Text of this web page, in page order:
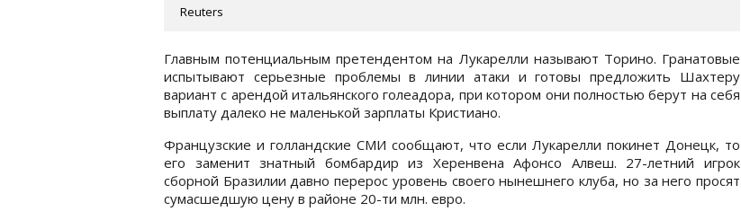
Reuters
Главным потенциальным претендентом на Лукарелли называют Торино. Гранатовые
испытывают серьезные проблемы в линии атаки и готовы предложить Шахтеру
вариант с арендой итальянского голеадора, при котором они полностью берут на себя
выплату далеко не маленькой зарплаты Кристиано.
Французские и голландские СМИ сообщают, что если Лукарелли покинет Донецк, то
его заменит знатный бомбардир из Херенвена Афонсо Алвеш. 27-летний игрок
сборной Бразилии давно перерос уровень своего нынешнего клуба, но за него просят
сумасшедшую цену в районе 20-ти млн. евро.